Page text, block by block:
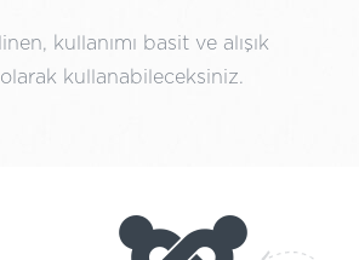
kullanımı basit ve alışık
kullanabileceksiniz.